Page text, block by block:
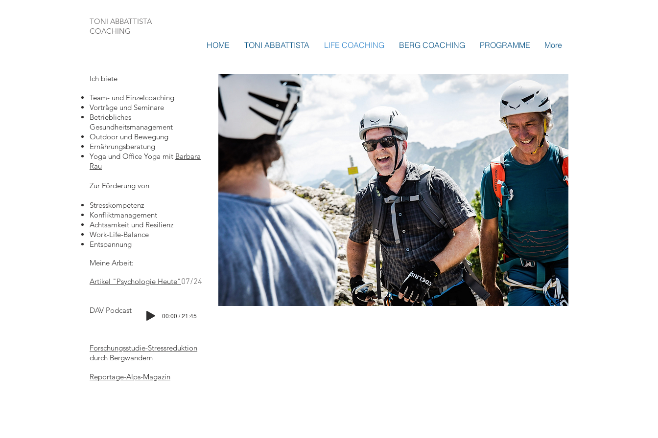
TONI ABBATTISTA
COACHING
HOME TONI ABBATTISTA LIFE COACHING BERG COACHING PROGRAMME More
Ich biete
Team- und Einzelcoaching
Vorträge und Seminare
Betriebliches
Gesundheitsmanagement
Outdoor und Bewegung
Ernährungsberatung
Yoga und Office Yoga mit Barbara
Rau
Zur Förderung von
Stresskompetenz
Konfliktmanagement
Achtsamkeit und Resilienz
Work-Life-Balance
Entspannung
Meine Arbeit:
Artikel "Psychologie Heute"07/24
DAV Podcast
Forschungsstudie-Stressreduktion
durch Bergwandern
Reportage-Alps-Magazin
00:00 / 21:45